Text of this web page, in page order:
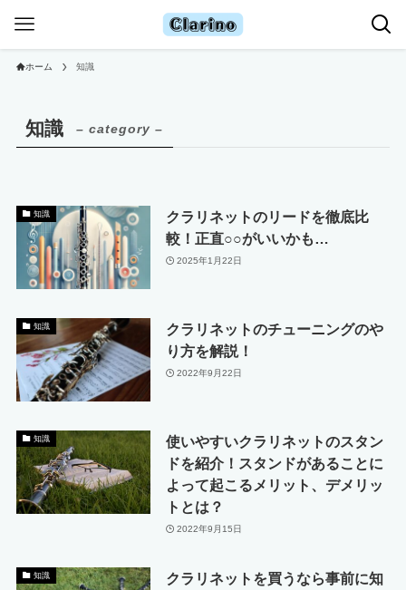
ホーム 知識
知識 – category –
知識
クラリネットのリードを徹底比
較！正直○○がいいかも…
2025年1月22日
知識
クラリネットのチューニングのや
り方を解説！
2022年9月22日
知識
使いやすいクラリネットのスタン
ドを紹介！スタンドがあることに
よって起こるメリット、デメリッ
トとは？
2022年9月15日
知識
クラリネットを買うなら事前に知